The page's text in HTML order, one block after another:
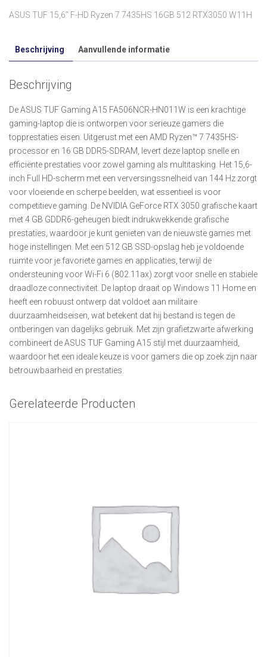
ASUS TUF 15,6” F-HD Ryzen 7 7435HS 16GB 512 RTX3050 W11H
Beschrijving Aanvullende informatie
Beschrijving
De ASUS TUF Gaming A15 FA506NCR-HN011W is een krachtige
gaming-laptop die is ontworpen voor serieuze gamers die
topprestaties eisen. Uitgerust met een AMD Ryzen™ 7 7435HS-
processor en 16 GB DDR5-SDRAM, levert deze laptop snelle en
efficiënte prestaties voor zowel gaming als multitasking. Het 15,6-
inch Full HD-scherm met een verversingssnelheid van 144 Hz zorgt
voor vloeiende en scherpe beelden, wat essentieel is voor
competitieve gaming. De NVIDIA GeForce RTX 3050 grafische kaart
met 4 GB GDDR6-geheugen biedt indrukwekkende grafische
prestaties, waardoor je kunt genieten van de nieuwste games met
hoge instellingen. Met een 512 GB SSD-opslag heb je voldoende
ruimte voor je favoriete games en applicaties, terwijl de
ondersteuning voor Wi-Fi 6 (802.11ax) zorgt voor snelle en stabiele
draadloze connectiviteit. De laptop draait op Windows 11 Home en
heeft een robuust ontwerp dat voldoet aan militaire
duurzaamheidseisen, wat betekent dat hij bestand is tegen de
ontberingen van dagelijks gebruik. Met zijn grafietzwarte afwerking
combineert de ASUS TUF Gaming A15 stijl met duurzaamheid,
waardoor het een ideale keuze is voor gamers die op zoek zijn naar
betrouwbaarheid en prestaties.
Gerelateerde Producten